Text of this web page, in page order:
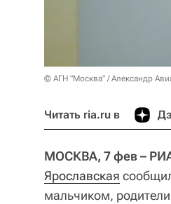
© АГН "Москва" / Александр
Читать ria.ru в
МОСКВА, 7 фев –
Ярославская
мальчиком,